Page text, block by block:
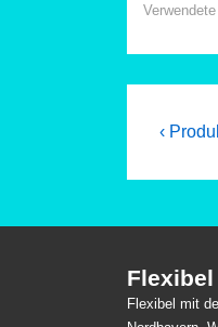
‹
Flexibel mit